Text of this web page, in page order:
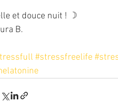
et douce nuit ! ☽
B.
#stressfreelife